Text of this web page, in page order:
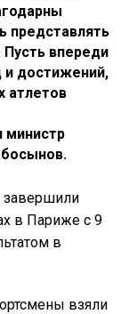
представлять
Пусть впереди
достижений,
атлетов
министр
завершили
в Париже с 9
в
взяли